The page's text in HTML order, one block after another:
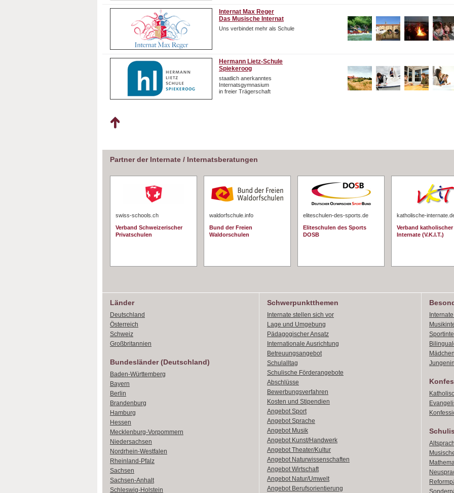
Internat Max Reger
Das Musische Internat
Uns verbindet mehr als Schule
Hermann Lietz-Schule
Spiekeroog
staatlich anerkanntes
Internatsgymnasium
in freier Trägerschaft
Partner der Internate / Internatsberatungen
swiss-schools.ch
Verband Schweizerischer
Privatschulen
waldorfschule.info
Bund der Freien
Waldorschulen
eliteschulen-des-sports.de
Eliteschulen des Sports
DOSB
katholische-
Verband katholischer
Internate (V.K.I.T.)
Länder
Deutschland
Österreich
Schweiz
Großbritannien
Bundesländer (Deutschland)
Baden-Württemberg
Bayern
Berlin
Brandenburg
Hamburg
Hessen
Mecklenburg-Vorpommern
Niedersachsen
Nordrhein-Westfalen
Rheinland-Pfalz
Sachsen
Sachsen-Anhalt
Schleswig-Holstein
Schwerpunktthemen
Internate stellen sich vor
Lage und Umgebung
Pädagogischer Ansatz
Internationale Ausrichtung
Betreuungsangebot
Schulalltag
Schulische Förderangebote
Abschlüsse
Bewerbungsverfahren
Kosten und Stipendien
Angebot Sport
Angebot Sprache
Angebot Musik
Angebot Kunst/Handwerk
Angebot Theater/Kultur
Angebot Naturwissenschaften
Angebot Wirtschaft
Angebot Natur/Umwelt
Angebot Berufsorientierung